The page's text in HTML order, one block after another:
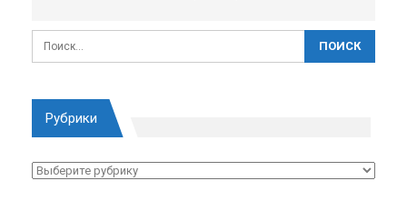
Рубрики
Рубрики